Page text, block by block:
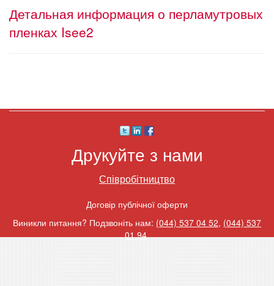
Детальная информация о перламутровых
пленках Isee2
Друкуйте з нами
Співробітництво
Договір публічної оферти
Виникли питання? Подзвоніть нам: (044) 537 04 52, (044) 537
01 94.